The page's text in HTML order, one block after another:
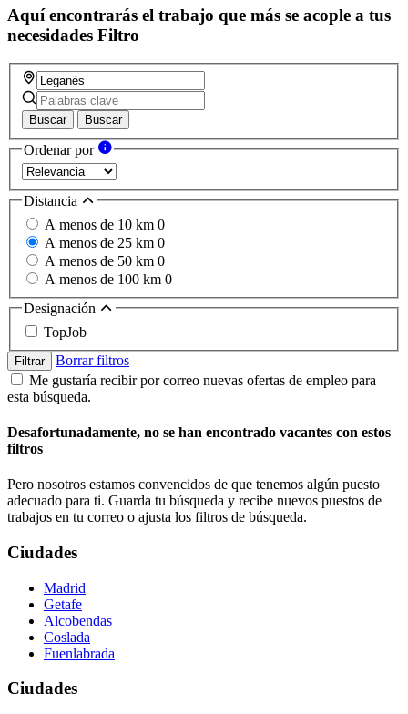
Aquí encontrarás el trabajo que más se acople a tus
necesidades Filtro
Buscar Buscar
Ordenar por
Distancia
A menos de 10 km 0
A menos de 25 km 0
A menos de 50 km 0
A menos de 100 km 0
Designación
TopJob
Filtrar
Borrar filtros
Me gustaría recibir por correo nuevas ofertas de empleo para
esta búsqueda.
Desafortunadamente, no se han encontrado vacantes con estos
filtros
Pero nosotros estamos convencidos de que tenemos algún puesto
adecuado para ti. Guarda tu búsqueda y recibe nuevos puestos de
trabajos en tu correo o ajusta los filtros de búsqueda.
Ciudades
Madrid
Getafe
Alcobendas
Coslada
Fuenlabrada
Ciudades